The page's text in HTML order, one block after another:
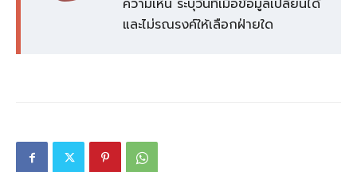
ความเห็น ระบุวันที่เมื่อข้อมูลเปลี่ยนได้
และไม่รณรงค์ให้เลือกฝ่ายใด